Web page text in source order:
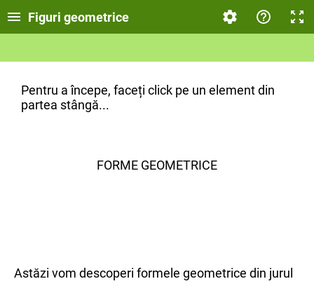
Figuri geometrice
Pentru a începe, faceți click pe un element din
partea stângă...
FORME GEOMETRICE
Astăzi vom descoperi formele geometrice din jurul